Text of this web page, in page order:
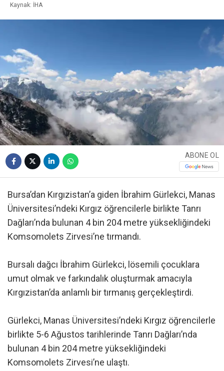
Kaynak: İHA
ABONE OL
Bursa’dan Kırgızistan’a giden İbrahim Gürlekci, Manas
Üniversitesi’ndeki Kırgız öğrencilerle birlikte Tanrı
Dağları’nda bulunan 4 bin 204 metre yüksekliğindeki
Komsomolets Zirvesi’ne tırmandı.
Bursalı dağcı İbrahim Gürlekci, lösemili çocuklara
umut olmak ve farkındalık oluşturmak amacıyla
Kırgızistan’da anlamlı bir tırmanış gerçekleştirdi.
Gürlekci, Manas Üniversitesi’ndeki Kırgız öğrencilerle
birlikte 5-6 Ağustos tarihlerinde Tanrı Dağları’nda
bulunan 4 bin 204 metre yüksekliğindeki
Komsomolets Zirvesi’ne ulaştı.